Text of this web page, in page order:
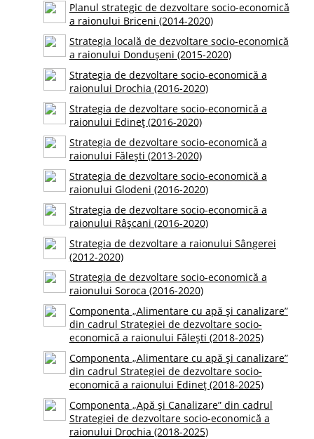
Planul strategic de dezvoltare socio-economică
a raionului Briceni (2014-2020)
Strategia locală de dezvoltare socio-economică
a raionului Dondușeni (2015-2020)
Strategia de dezvoltare socio-economică a
raionului Drochia (2016-2020)
Strategia de dezvoltare socio-economică a
raionului Edineț (2016-2020)
Strategia de dezvoltare socio-economică a
raionului Fălești (2013-2020)
Strategia de dezvoltare socio-economică a
raionului Glodeni (2016-2020)
Strategia de dezvoltare socio-economică a
raionului Râșcani (2016-2020)
Strategia de dezvoltare a raionului Sângerei
(2012-2020)
Strategia de dezvoltare socio-economică a
raionului Soroca (2016-2020)
Componenta „Alimentare cu apă și canalizare”
din cadrul Strategiei de dezvoltare socio-
economică a raionului Fălești (2018-2025)
Componenta „Alimentare cu apă și canalizare”
din cadrul Strategiei de dezvoltare socio-
economică a raionului Edineț (2018-2025)
Componenta „Apă și Canalizare” din cadrul
Strategiei de dezvoltare socio-economică a
raionului Drochia (2018-2025)